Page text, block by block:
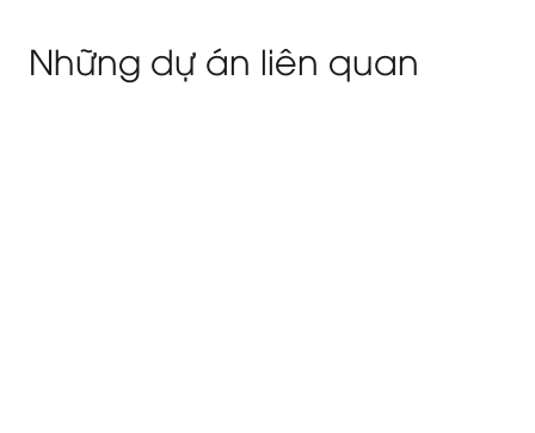
Những dự án liên quan